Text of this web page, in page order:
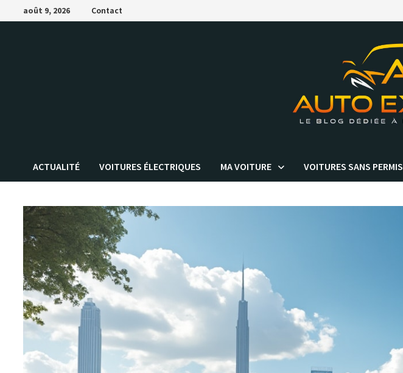
Passer
au
août 9, 2026 Contact
ACTUALITÉ VOITURES ÉLECTRIQUES MA VOITURE VOITURES SANS PERMIS